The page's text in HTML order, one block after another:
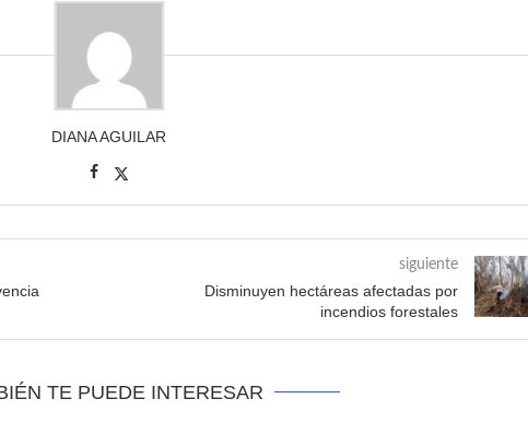
DIANA AGUILAR
siguiente
Disminuyen hectáreas afectadas por
incendios forestales
TE PUEDE INTERESAR